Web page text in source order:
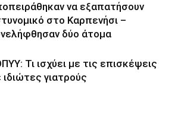
να εξαπατήσουν
στο Καρπενήσι –
δύο άτομα
Τι ισχύει με τις επισκέψεις
ιδιώτες γιατρούς